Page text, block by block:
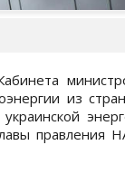
из
правления